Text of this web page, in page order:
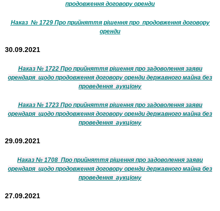
продовження договору оренди
Наказ № 1729 Про прийняття рішення про продовження договору
оренди
30.09.2021
Наказ № 1722 Про прийняття рішення про задоволення заяви
орендаря щодо продовження договору оренди державного майна без
проведення аукціону
Наказ № 1723 Про прийняття рішення про задоволення заяви
орендаря щодо продовження договору оренди державного майна без
проведення аукціону
29.09.2021
Наказ № 1708 Про прийняття рішення про задоволення заяви
орендаря щодо продовження договору оренди державного майна без
проведення аукціону
27.09.2021